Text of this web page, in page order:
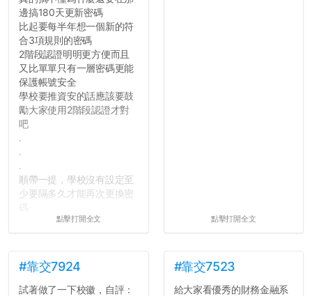
邊搞180天更新密碼
比起要每半年想一個新的符
合3項規則的密碼
2階段認證明明更方便而且
又比單單只有一層密碼更能
保護帳號安全
學校要推資安的話應該要鼓
勵大家使用2階段認證才對
吧
.
.
.
順帶一提，學校沒有設定至
少要隔多久才能再次更換密
所以只要重新設定4次密碼
真是安全呢...
點擊打開全文 點擊打開全文
#靠交7924
試著做了一下校徽，自評：
#靠交7523
給大家看優秀的財務金融系